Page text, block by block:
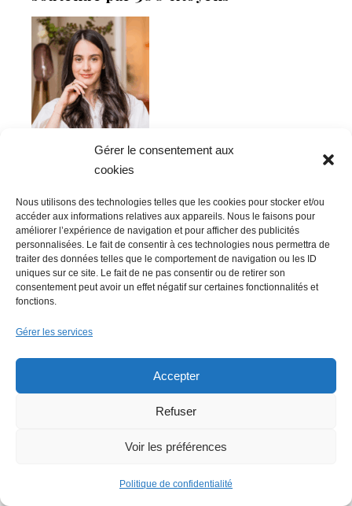
Gérer le consentement aux
cookies
Nous utilisons des technologies telles que les cookies pour stocker et/ou
accéder aux informations relatives aux appareils. Nous le faisons pour
améliorer l’expérience de navigation et pour afficher des publicités
personnalisées. Le fait de consentir à ces technologies nous permettra de
traiter des données telles que le comportement de navigation ou les ID
uniques sur ce site. Le fait de ne pas consentir ou de retirer son
consentement peut avoir un effet négatif sur certaines fonctionnalités et
fonctions.
Gérer les services
Accepter
Refuser
Voir les préférences
Politique de confidentialité
Flowrette rachetée, relocalise sa
production en France à Blain
Lire + d'infos éco